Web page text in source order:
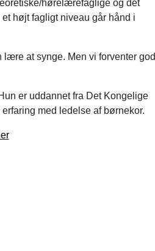
hørelærefaglige og det
højt fagligt niveau går hånd i
at synge. Men vi forventer god
er uddannet fra Det Kongelige
med ledelse af børnekor.